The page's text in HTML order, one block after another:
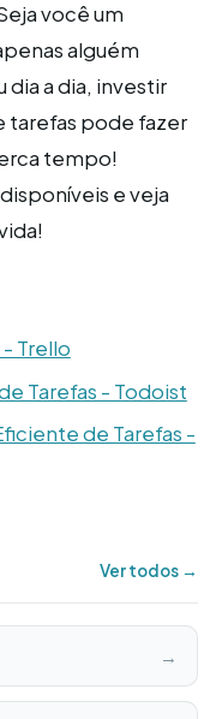
você um
alguém
a dia, investir
tarefas pode fazer
tempo!
e veja
- Trello
Tarefas - Todoist
de Tarefas -
Ver todos →
→